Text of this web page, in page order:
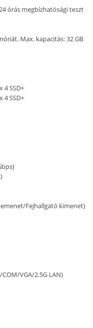
órás megbízhatósági teszt
Max. kapacitás: 32 GB
4 SSD+
4 SSD+
Fejhallgató kimenet)
VGA/2.5G LAN)